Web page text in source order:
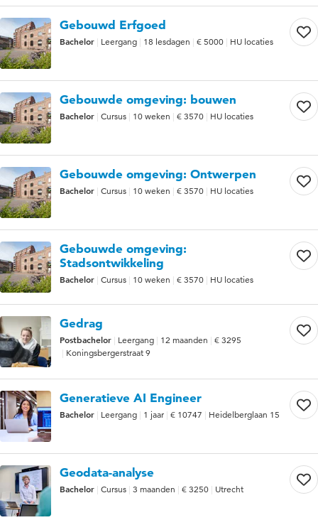
Gebouwd Erfgoed
Bachelor Leergang 18 lesdagen € 5000 HU locaties
Gebouwde omgeving: bouwen
Bachelor Cursus 10 weken € 3570 HU locaties
Gebouwde omgeving: Ontwerpen
Bachelor Cursus 10 weken € 3570 HU locaties
Gebouwde omgeving:
Stadsontwikkeling
Bachelor Cursus 10 weken € 3570 HU locaties
Gedrag
Postbachelor Leergang 12 maanden
€ 3295
Koningsbergerstraat 9
Generatieve AI Engineer
Bachelor Leergang 1 jaar € 10747 Heidelberglaan 15
Geodata-analyse
Bachelor Cursus 3 maanden € 3250 Utrecht